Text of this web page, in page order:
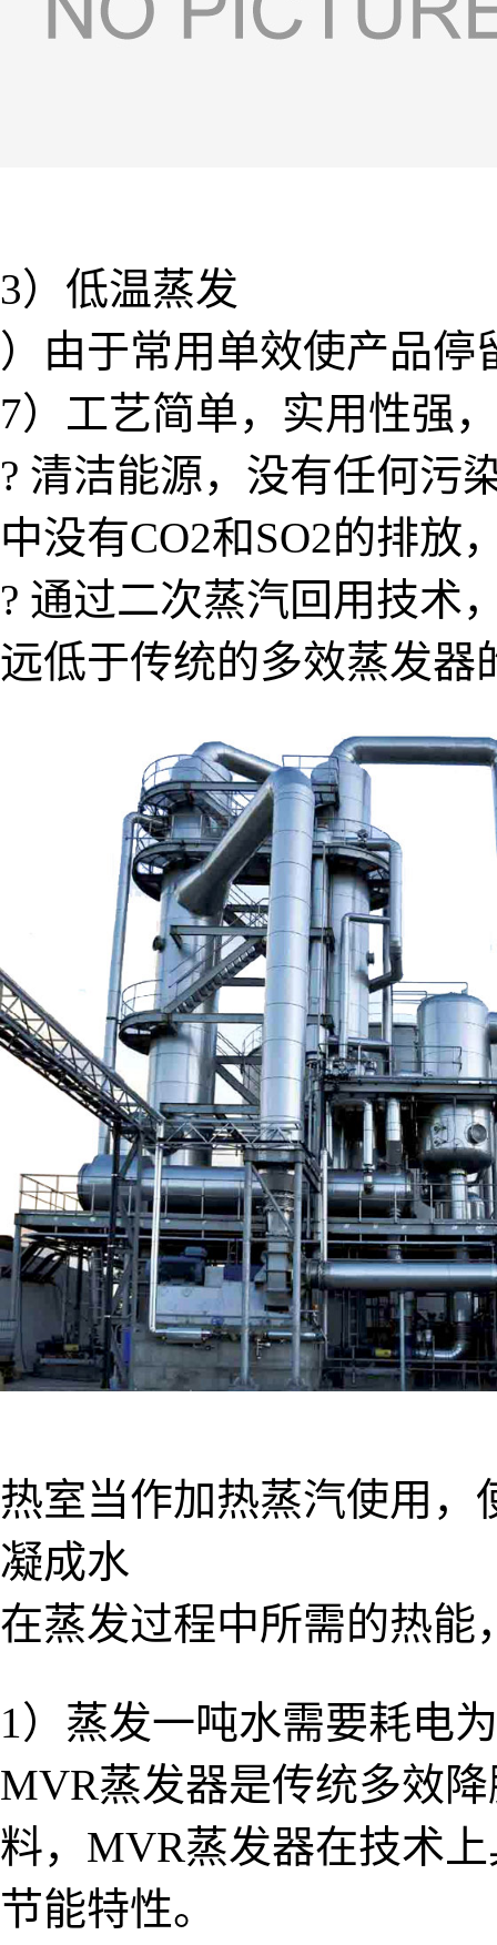
3）低温蒸发
）由于常用单效使产品停
7）工艺简单，实用性强
? 清洁能源，没有任何污
中没有CO2和SO2的排放
? 通过二次蒸汽回用技术
远低于传统的多效蒸发器
热室当作加热蒸汽使用
凝成水
在蒸发过程中所需的热能
1）蒸发一吨水需要耗电
MVR蒸发器是传统多效
料，MVR蒸发器在技术
节能特性。